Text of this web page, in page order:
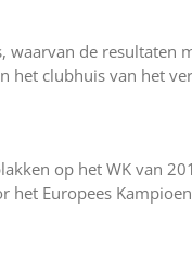
waarvan de resultaten
het clubhuis van het
op het WK van
het Europees